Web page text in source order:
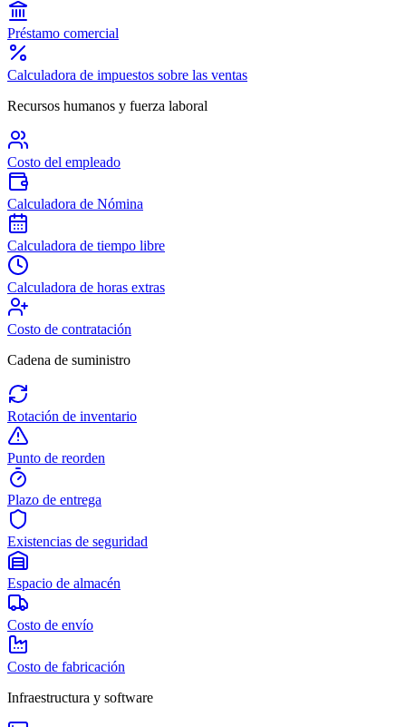
Préstamo comercial
Calculadora de impuestos sobre las ventas
Recursos humanos y fuerza laboral
Costo del empleado
Calculadora de Nómina
Calculadora de tiempo libre
Calculadora de horas extras
Costo de contratación
Cadena de suministro
Rotación de inventario
Punto de reorden
Plazo de entrega
Existencias de seguridad
Espacio de almacén
Costo de envío
Costo de fabricación
Infraestructura y software